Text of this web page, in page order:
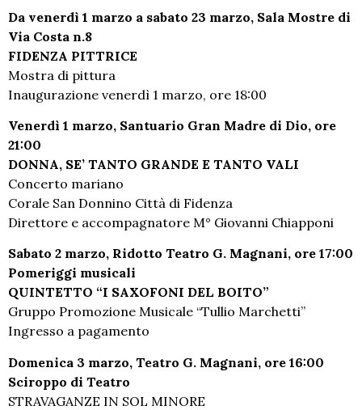
Da venerdì 1 marzo a sabato 23 marzo, Sala Mostre di
Via Costa n.8
FIDENZA PITTRICE
Mostra di pittura
Inaugurazione venerdì 1 marzo, ore 18:00
Venerdì 1 marzo, Santuario Gran Madre di Dio, ore
21:00
DONNA, SE’ TANTO GRANDE E TANTO VALI
Concerto mariano
Corale San Donnino Città di Fidenza
Direttore e accompagnatore M° Giovanni Chiapponi
Sabato 2 marzo, Ridotto Teatro G. Magnani, ore 17:00
Pomeriggi musicali
QUINTETTO “I SAXOFONI DEL BOITO”
Gruppo Promozione Musicale “Tullio Marchetti”
Ingresso a pagamento
Domenica 3 marzo, Teatro G. Magnani, ore 16:00
Sciroppo di Teatro
STRAVAGANZE IN SOL MINORE